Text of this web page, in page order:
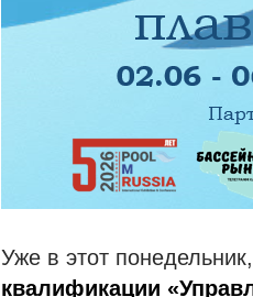
Уже в этот понедельник,
квалификации